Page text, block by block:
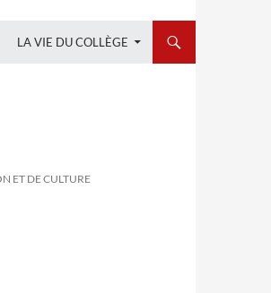
LA VIE DU COLLÈGE
ET DE CULTURE